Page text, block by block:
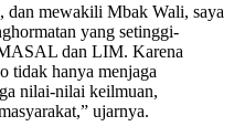
dan mewakili Mbak Wali, saya
yang setinggi-
dan LIM. Karena
tidak hanya menjaga
nilai-nilai keilmuan,
ujarnya.